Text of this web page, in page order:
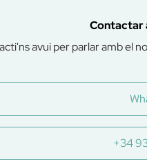
Contactar
avui per parlar amb el
+34